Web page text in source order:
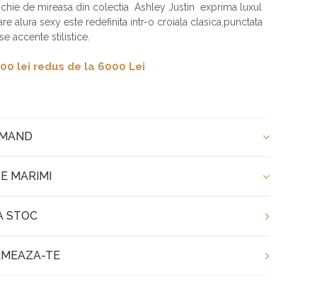
de mireasa din colectia Ashley Justin exprima luxul
alura sexy este redefinita intr-o croiala clasica,punctata
accente stilistice.
lei redus de la 6000 Lei
MARIMI
STOC
TE